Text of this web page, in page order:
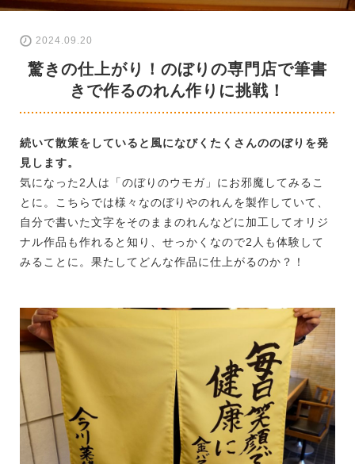
2024.09.20
驚きの仕上がり！のぼりの専門店で筆書
きで作るのれん作りに挑戦！
続いて散策をしていると風になびくたくさんののぼりを発
見します。
気になった2人は「のぼりのウモガ」にお邪魔してみるこ
とに。こちらでは様々なのぼりやのれんを製作していて、
自分で書いた文字をそのままのれんなどに加工してオリジ
ナル作品も作れると知り、せっかくなので2人も体験して
みることに。果たしてどんな作品に仕上がるのか？！